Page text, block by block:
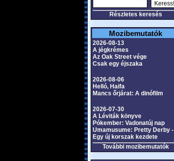
Részletes keresés
Mozibemutatók
2026-08-13
A jégkrémes
Az Oak Street vége
Csak egy éjszaka
2026-08-06
Helló, Haifa
Mancs őrjárat: A dinófilm
2026-07-30
A Léviták könyve
Pókember: Vadonatúj nap
Umamusume: Pretty Derby -
Egy új korszak kezdete
További mozibemutatók